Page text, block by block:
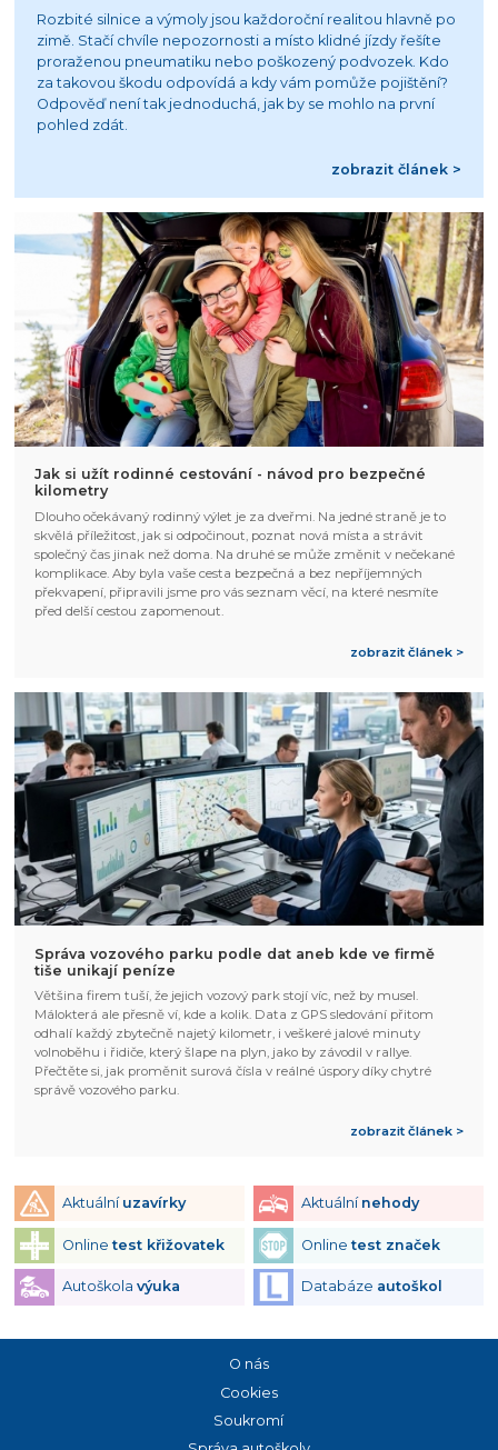
Rozbité silnice a výmoly jsou každoroční realitou hlavně po
zimě. Stačí chvíle nepozornosti a místo klidné jízdy řešíte
proraženou pneumatiku nebo poškozený podvozek. Kdo
za takovou škodu odpovídá a kdy vám pomůže pojištění?
Odpověď není tak jednoduchá, jak by se mohlo na první
pohled zdát.
zobrazit článek >
Jak si užít rodinné cestování - návod pro bezpečné
kilometry
Dlouho očekávaný rodinný výlet je za dveřmi. Na jedné straně je to
skvělá příležitost, jak si odpočinout, poznat nová místa a strávit
společný čas jinak než doma. Na druhé se může změnit v nečekané
komplikace. Aby byla vaše cesta bezpečná a bez nepříjemných
překvapení, připravili jsme pro vás seznam věcí, na které nesmíte
před delší cestou zapomenout.
zobrazit článek >
Správa vozového parku podle dat aneb kde ve firmě
tiše unikají peníze
Většina firem tuší, že jejich vozový park stojí víc, než by musel.
Málokterá ale přesně ví, kde a kolik. Data z GPS sledování přitom
odhalí každý zbytečně najetý kilometr, i veškeré jalové minuty
volnoběhu i řidiče, který šlape na plyn, jako by závodil v rallye.
Přečtěte si, jak proměnit surová čísla v reálné úspory díky chytré
správě vozového parku.
zobrazit článek >
Aktuální uzavírky Aktuální nehody
Onlinetest křižovatek Onlinetest značek
Autoškola výuka Databáze autoškol
O nás
Cookies
Soukromí